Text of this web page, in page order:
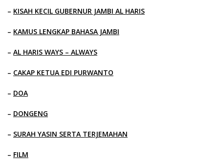
– KISAH KECIL GUBERNUR JAMBI AL HARIS
– KAMUS LENGKAP BAHASA JAMBI
– AL HARIS WAYS – ALWAYS
– CAKAP KETUA EDI PURWANTO
– DOA
– DONGENG
– SURAH YASIN SERTA TERJEMAHAN
– FILM